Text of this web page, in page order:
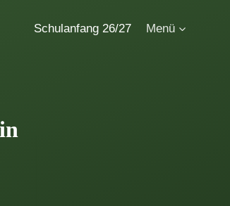
Schulanfang 26/27 Menü